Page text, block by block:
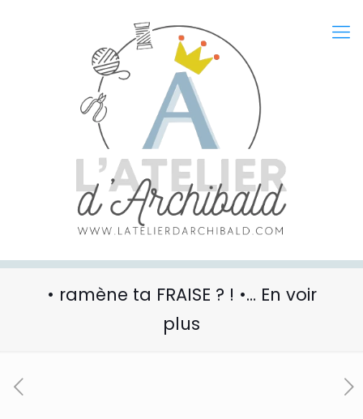
• ramène ta FRAISE ? ! •… En voir
plus